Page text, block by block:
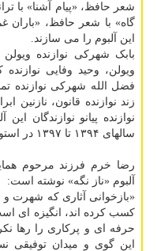
شعر حافظ، «پیام آشنا» با
گاه» با شعر حافظ، «باران
این آلبوم را می سازند.
بابک شهرکی نوازنده ویولن
ویولن، وحید وفایی نوازنده
فضل الله شهرکی نوازنده
زند نوازنده قانون، نازنین
نوازنده پیانو نوازندگان
سالهای ۱۳۹۴ تا ۱۳۹۷ در استودیو «پارت» ضبط شده اند.
رضا خرم فرزند مرحوم
آلبوم «ناز نگه» نوشته است:
«بازخوانی آثاری که شهرت
کسب کرده اند، انگیزه ای
حرفه ای و پرکاری را رها
این گوی و میدان توفیقی